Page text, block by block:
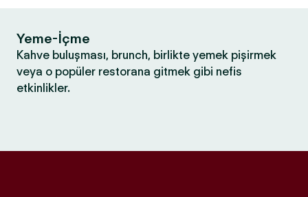
Yeme-İçme
Kahve buluşması, brunch, birlikte yemek pişirmek
veya o popüler restorana gitmek gibi nefis
etkinlikler.